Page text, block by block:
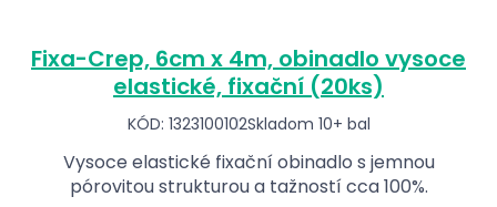
Fixa-Crep, 6cm x 4m, obinadlo vysoce
elastické, fixační (20ks)
KÓD: 1323100102Skladom 10+ bal
Vysoce elastické fixační obinadlo s jemnou
pórovitou strukturou a tažností cca 100%.